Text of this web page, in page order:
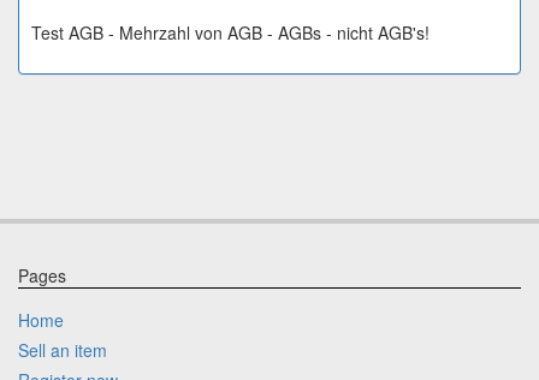
Test AGB - Mehrzahl von AGB - AGBs - nicht AGB's!
Pages
Home
Sell an item